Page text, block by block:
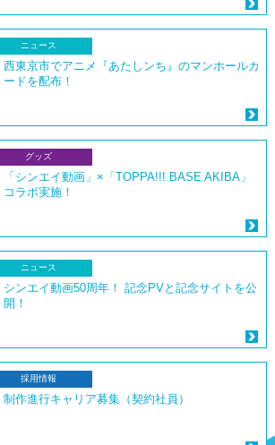
ニュース
西東京市でアニメ『あたしンち』のマンホールカ
ードを配布！
グッズ
「シンエイ動画」×「TOPPA!!! BASE AKIBA」
コラボ実施！
ニュース
シンエイ動画50周年！ 記念PVと記念サイトを公
開！
採用情報
制作進行キャリア募集（契約社員）